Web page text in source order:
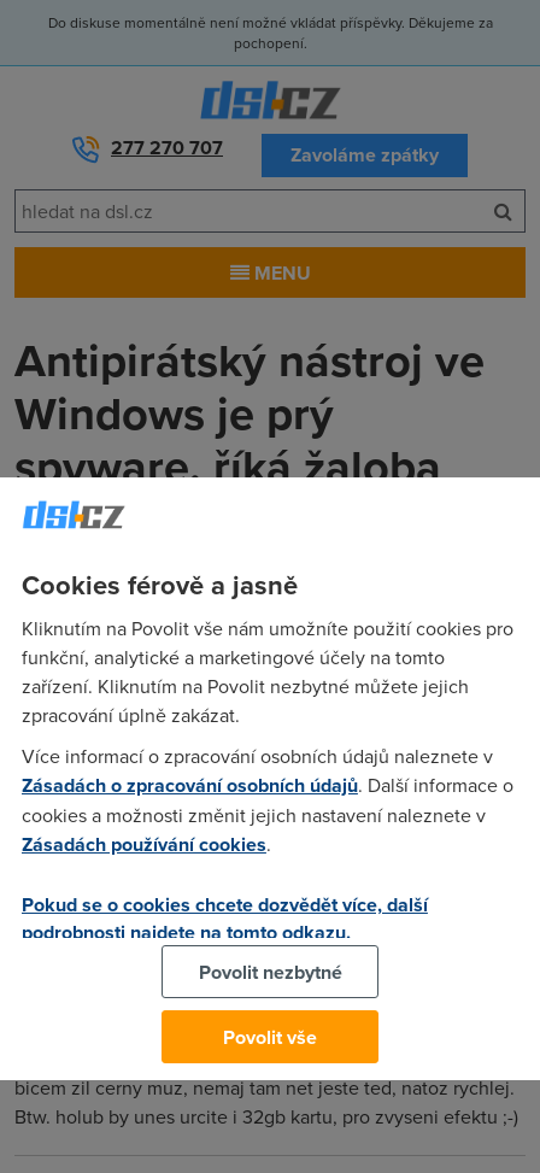
Do diskuse momentálně není možné vkládat příspěvky. Děkujeme za
pochopení.
277 270 707 Zavoláme zpátky
MENU
Antipirátský nástroj ve
Windows je prý
spyware, říká žaloba
Anonym(14.9.2009 00:00:00)
A další novinky uplynulých dní: Microsoft varuje před
prodejem zkušebních Windows 7 - Holub přenesl data
rychleji než internetové spojení - a více..
bruno(15.9.2009 13:02:17)
Ad holub 4GB za 2h 7m, to je asi 4,3 Mbps. Žiadna optika,
ale úplne dostačujúce aj na multimediálny obsah. S tým
holubom to v spojení s vysokokapacitnou kartou ale nie je až
taký zlý nápad. :)
Honza(15.9.2009 20:50:22)
Vzhledem k tomu, ze v ostatnich koncinach maj myslim vetsi
starost, co dohuby, nez jestli jim budou na youtube
zadrhavat filmecky, tak na Afriku to neni vubec tak spatna
rychlost, co ja bych za ni dal :-) Nebyt otrokare, pod jehoz
bicem zil cerny muz, nemaj tam net jeste ted, natoz rychlej.
Btw. holub by unes urcite i 32gb kartu, pro zvyseni efektu ;-)
Cookies férově a jasně
Kliknutím na Povolit vše nám umožníte použití cookies pro
funkční, analytické a marketingové účely na tomto
zařízení. Kliknutím na Povolit nezbytné můžete jejich
zpracování úplně zakázat.
Více informací o zpracování osobních údajů naleznete v
Zásadách o zpracování osobních údajů. Další informace o
cookies a možnosti změnit jejich nastavení naleznete v
Zásadách používání cookies.
Pokud se o cookies chcete dozvědět více, další
podrobnosti najdete na tomto odkazu.
Povolit nezbytné
Povolit vše